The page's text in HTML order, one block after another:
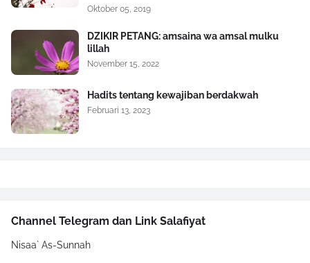
Oktober 05, 2019
DZIKIR PETANG: amsaina wa amsal mulku
lillah
November 15, 2022
Hadits tentang kewajiban berdakwah
Februari 13, 2023
Channel Telegram dan Link Salafiyat
Nisaa` As-Sunnah